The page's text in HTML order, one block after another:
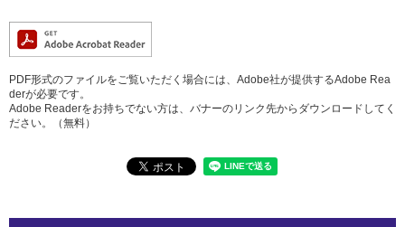
PDF形式のファイルをご覧いただく場合には、Adobe社が提供するAdobe Rea
derが必要です。
Adobe Readerをお持ちでない方は、バナーのリンク先からダウンロードしてく
ださい。（無料）